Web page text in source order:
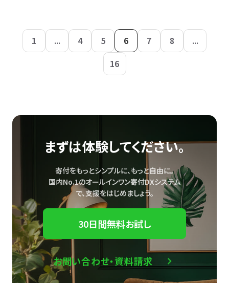
1 ... 4 5 6 7 8
...
16
まずは体験してください。
寄付をもっとシンプルに、もっと自由に。
国内No.1のオールインワン寄付DXシステム
で、支援をはじめましょう。
30日間無料お試し
お問い合わせ・資料請求